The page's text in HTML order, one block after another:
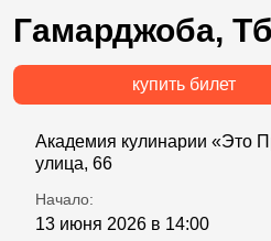
Гамарджоба,
купить билет
Академия кулинарии «Это
улица, 66
Начало:
13 июня 2026 в 14:00